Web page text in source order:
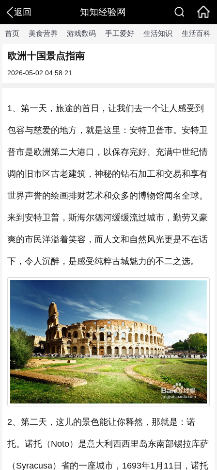
返回 知知经验网
首页 美食营养 游戏数码 手工爱好 生活知识 生活百科
欧洲十国景点指南
2026-05-02 04:58:21
1、第一天，旅途的首日，让我们去一个让人感受到
包容与慈爱的地方，就是这里：安特卫普市。安特卫
普市是欧洲第二大港口，以保存完好、充满中世纪情
调的旧市区古老建筑，神秘的钻石加工和交易和享有
世界声誉的绘画排财艺术和众多的博物馆闻名全球。
来到安特卫普，斯海尔德河缓缓流过城市，勤劳又豪
爽的市民洋溢着笑容，而人文和自然风光更是不在话
下，令人沉醉，是感受纯粹古城魅力的不二之选。
2、第二天，这儿的景色能让你释然，那就是：诺
托。诺托（Noto）是意大利西西里岛东南部锡拉库萨
（Syracusa）省的一座城市，1693年1月11日，诺托